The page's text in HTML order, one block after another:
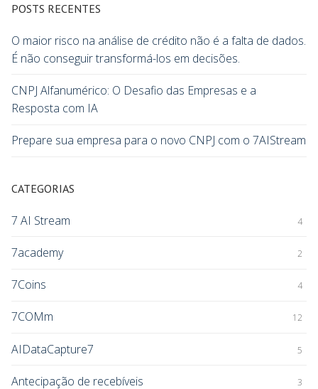
POSTS RECENTES
O maior risco na análise de crédito não é a falta de dados.
É não conseguir transformá-los em decisões.
CNPJ Alfanumérico: O Desafio das Empresas e a
Resposta com IA
Prepare sua empresa para o novo CNPJ com o 7AIStream
CATEGORIAS
7 AI Stream 4
7academy 2
7Coins 4
7COMm 12
AIDataCapture7 5
Antecipação de recebíveis 3